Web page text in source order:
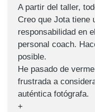
A partir del taller,
Creo que Jota tiene
responsabilidad en
personal coach.
posible.
He pasado de
frustrada a
auténtica fotógrafa.
+